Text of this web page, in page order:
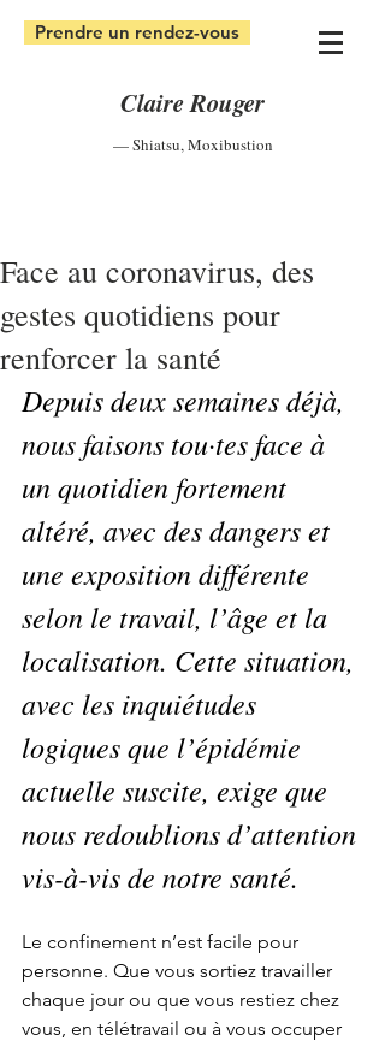
Prendre un rendez-vous
Claire Rouger
— Shiatsu,Moxibustion
Face au coronavirus, des
gestes quotidiens pour
renforcer la santé
Depuis deux semaines déjà,
nous faisons tou·tes face à
un quotidien fortement
altéré, avec des dangers et
une exposition différente
selon le travail, l’âge et la
localisation. Cette situation,
avec les inquiétudes
logiques que l’épidémie
actuelle suscite, exige que
nous redoublions d’attention
vis-à-vis de notre santé.
Le confinement n’est facile pour
personne. Que vous sortiez travailler
chaque jour ou que vous restiez chez
vous, en télétravail ou à vous occuper